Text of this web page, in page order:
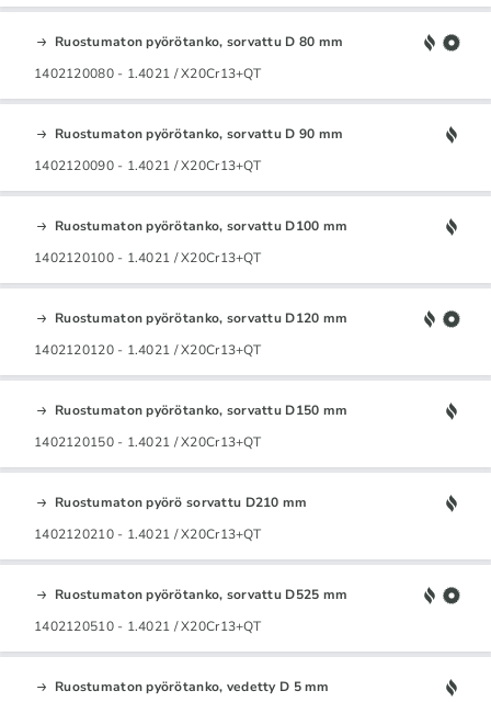
Ruostumaton pyörötanko, sorvattu D 80 mm
1402120080 - 1.4021 / X20Cr13+QT
Ruostumaton pyörötanko, sorvattu D 90 mm
1402120090 - 1.4021 / X20Cr13+QT
Ruostumaton pyörötanko, sorvattu D100 mm
1402120100 - 1.4021 / X20Cr13+QT
Ruostumaton pyörötanko, sorvattu D120 mm
1402120120 - 1.4021 / X20Cr13+QT
Ruostumaton pyörötanko, sorvattu D150 mm
1402120150 - 1.4021 / X20Cr13+QT
Ruostumaton pyörö sorvattu D210 mm
1402120210 - 1.4021 / X20Cr13+QT
Ruostumaton pyörötanko, sorvattu D525 mm
1402120510 - 1.4021 / X20Cr13+QT
Ruostumaton pyörötanko, vedetty D 5 mm